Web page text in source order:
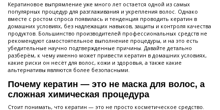
Кератиновое выпрямление уже много лет остается одной из самых
популярных процедур для разглаживания и укрепления волос. Однако
вместе с ростом спроса появилась и тенденция проводить кератин в
домашних условиях, без надлежащих навыков, защиты и контроля качества
продуктов. Большинство производителей профессиональных средств не
рекомендуют самостоятельное выполнение процедуры, и на это есть
убедительные научно подтвержденные причины. Давайте детально
разберём, к чему именно может привести кератин в домашних условиях,
какие риски он несёт для волос, кожи и здоровья, а также какие
альтернативы являются более безопасными.
Почему кератин — это не маска для волос, а
сложная химическая процедура
Стоит понимать, что кератин — это не просто косметическое средство.